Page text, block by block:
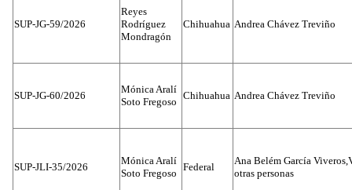
SUP-JG-59/2026
Reyes
Rodríguez
Mondragón
Chihuahua Andrea Chávez Treviño
SUP-JG-60/2026
Mónica Aralí
Soto Fregoso
Chihuahua Andrea Chávez Treviño
SUP-JLI-35/2026
Mónica Aralí
Soto Fregoso
Federal
Ana Belém García
otras personas